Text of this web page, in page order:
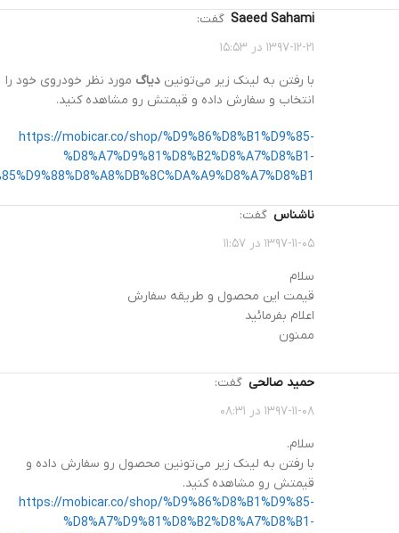
Saeed Sahami
گفت:
۱۳۹۷-۱۲-۲۱ در ۱۵:۵۳
با رفتن به لینک زیر می‌تونین دیاگ مورد نظر خودروی خود را
انتخاب و سفارش داده و قیمتش رو مشاهده کنید.
https://mobicar.co/shop/%D9%86%D8%B1%D9%85-
%D8%A7%D9%81%D8%B2%D8%A7%D8%B1-
ناشناس گفت:
۱۳۹۷-۱۱-۰۵ در ۱۱:۵۷
سلام
قیمت این محصول و طریقه سفارش
اعلام بفرمائید
ممنون
حمید صالحی گفت:
۱۳۹۷-۱۱-۰۸ در ۰۸:۳۱
سلام.
با رفتن به لینک زیر می‌تونین محصول رو سفارش داده و
قیمتش رو مشاهده کنید.
https://mobicar.co/shop/%D9%86%D8%B1%D9%85-
%D8%A7%D9%81%D8%B2%D8%A7%D8%B1-